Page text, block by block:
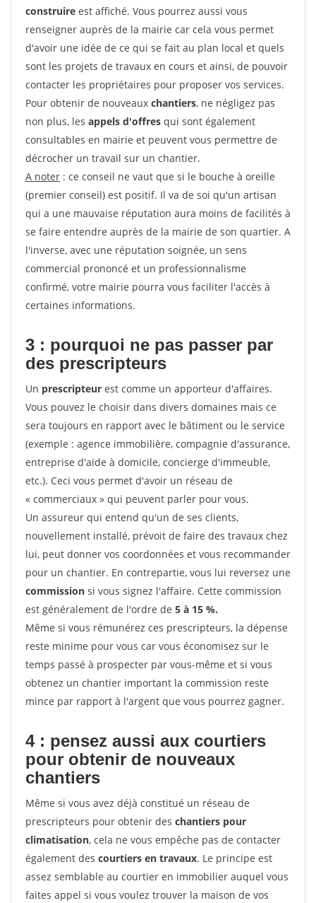
construire est affiché. Vous pourrez aussi vous
renseigner auprès de la mairie car cela vous permet
d'avoir une idée de ce qui se fait au plan local et quels
sont les projets de travaux en cours et ainsi, de pouvoir
contacter les propriétaires pour proposer vos services.
Pour obtenir de nouveaux chantiers, ne négligez pas
non plus, les appels d'offres qui sont également
consultables en mairie et peuvent vous permettre de
décrocher un travail sur un chantier.
A noter : ce conseil ne vaut que si le bouche à oreille
(premier conseil) est positif. Il va de soi qu'un artisan
qui a une mauvaise réputation aura moins de facilités à
se faire entendre auprès de la mairie de son quartier. A
l'inverse, avec une réputation soignée, un sens
commercial prononcé et un professionnalisme
confirmé, votre mairie pourra vous faciliter l'accès à
certaines informations.
3 : pourquoi ne pas passer par
des prescripteurs
Un prescripteur est comme un apporteur d'affaires.
Vous pouvez le choisir dans divers domaines mais ce
sera toujours en rapport avec le bâtiment ou le service
(exemple : agence immobilière, compagnie d'assurance,
entreprise d'aide à domicile, concierge d'immeuble,
etc.). Ceci vous permet d'avoir un réseau de
« commerciaux » qui peuvent parler pour vous.
Un assureur qui entend qu'un de ses clients,
nouvellement installé, prévoit de faire des travaux chez
lui, peut donner vos coordonnées et vous recommander
pour un chantier. En contrepartie, vous lui reversez une
commission si vous signez l'affaire. Cette commission
est généralement de l'ordre de 5 à 15 %.
Même si vous rémunérez ces prescripteurs, la dépense
reste minime pour vous car vous économisez sur le
temps passé à prospecter par vous-même et si vous
obtenez un chantier important la commission reste
mince par rapport à l'argent que vous pourrez gagner.
4 : pensez aussi aux courtiers
pour obtenir de nouveaux
chantiers
Même si vous avez déjà constitué un réseau de
prescripteurs pour obtenir des chantiers pour
climatisation, cela ne vous empêche pas de contacter
également des courtiers en travaux. Le principe est
assez semblable au courtier en immobilier auquel vous
faites appel si vous voulez trouver la maison de vos